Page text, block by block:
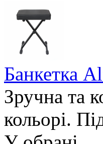
Банкетка
Зручна та
кольорі.